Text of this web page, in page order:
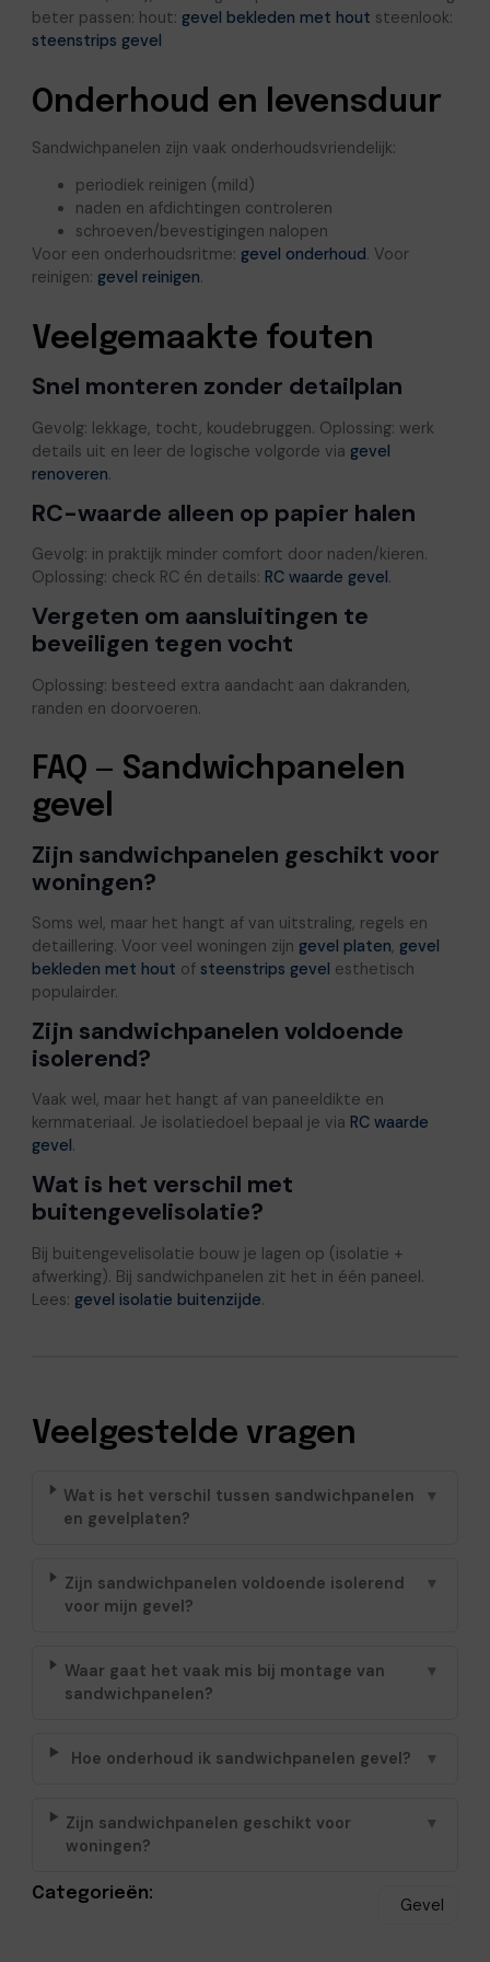
beter passen: hout: gevel bekleden met hout steenlook:
steenstrips gevel
Onderhoud en levensduur
Sandwichpanelen zijn vaak onderhoudsvriendelijk:
periodiek reinigen (mild)
naden en afdichtingen controleren
schroeven/bevestigingen nalopen
Voor een onderhoudsritme: gevel onderhoud. Voor
reinigen: gevel reinigen.
Veelgemaakte fouten
Snel monteren zonder detailplan
Gevolg: lekkage, tocht, koudebruggen. Oplossing: werk
details uit en leer de logische volgorde via gevel
renoveren.
RC-waarde alleen op papier halen
Gevolg: in praktijk minder comfort door naden/kieren.
Oplossing: check RC én details: RC waarde gevel.
Vergeten om aansluitingen te
beveiligen tegen vocht
Oplossing: besteed extra aandacht aan dakranden,
randen en doorvoeren.
FAQ — Sandwichpanelen
gevel
Zijn sandwichpanelen geschikt voor
woningen?
Soms wel, maar het hangt af van uitstraling, regels en
detaillering. Voor veel woningen zijn gevel platen, gevel
bekleden met hout of steenstrips gevel esthetisch
populairder.
Zijn sandwichpanelen voldoende
isolerend?
Vaak wel, maar het hangt af van paneeldikte en
kernmateriaal. Je isolatiedoel bepaal je via RC waarde
gevel .
Wat is het verschil met
buitengevelisolatie?
Bij buitengevelisolatie bouw je lagen op (isolatie +
afwerking). Bij sandwichpanelen zit het in één paneel.
Lees: gevel isolatie buitenzijde.
Veelgestelde vragen
Wat is het verschil tussen sandwichpanelen
en gevelplaten?
▼
Zijn sandwichpanelen voldoende isolerend
voor mijn gevel?
▼
Waar gaat het vaak mis bij montage van
sandwichpanelen?
▼
Hoe onderhoud ik sandwichpanelen gevel? ▼
Zijn sandwichpanelen geschikt voor
woningen?
▼
Categorieën:
Gevel